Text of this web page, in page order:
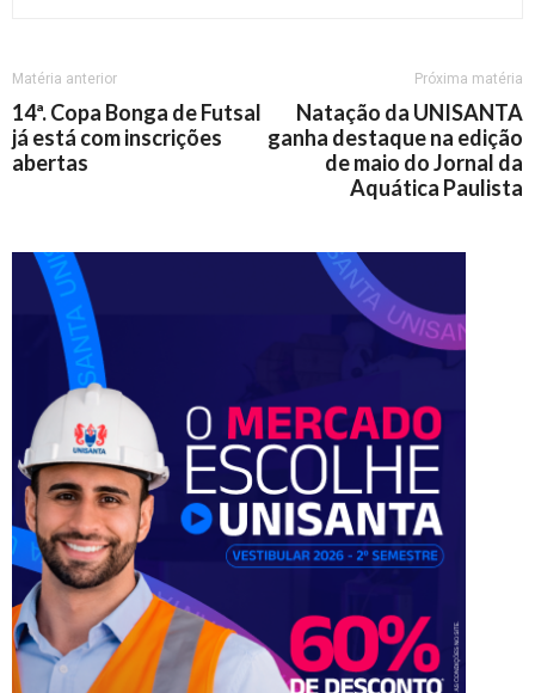
Matéria anterior
14ª. Copa Bonga de Futsal
já está com inscrições
abertas
Próxima matéria
Natação da UNISANTA
ganha destaque na edição
de maio do Jornal da
Aquática Paulista